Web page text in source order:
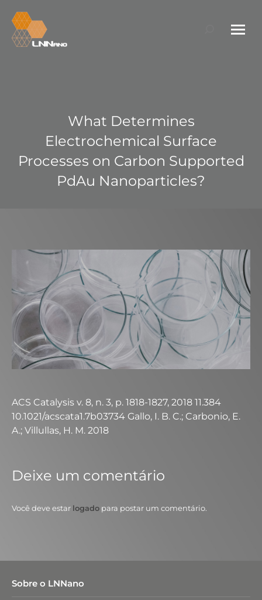
Search:
What Determines
Electrochemical Surface
Processes on Carbon Supported
PdAu Nanoparticles?
ACS Catalysis v. 8, n. 3, p. 1818-1827, 2018 11.384
10.1021/acscata1.7b03734 Gallo, I. B. C.; Carbonio, E.
A.; Villullas, H. M. 2018
Deixe um comentário
Você deve estar logado para postar um comentário.
Sobre o LNNano